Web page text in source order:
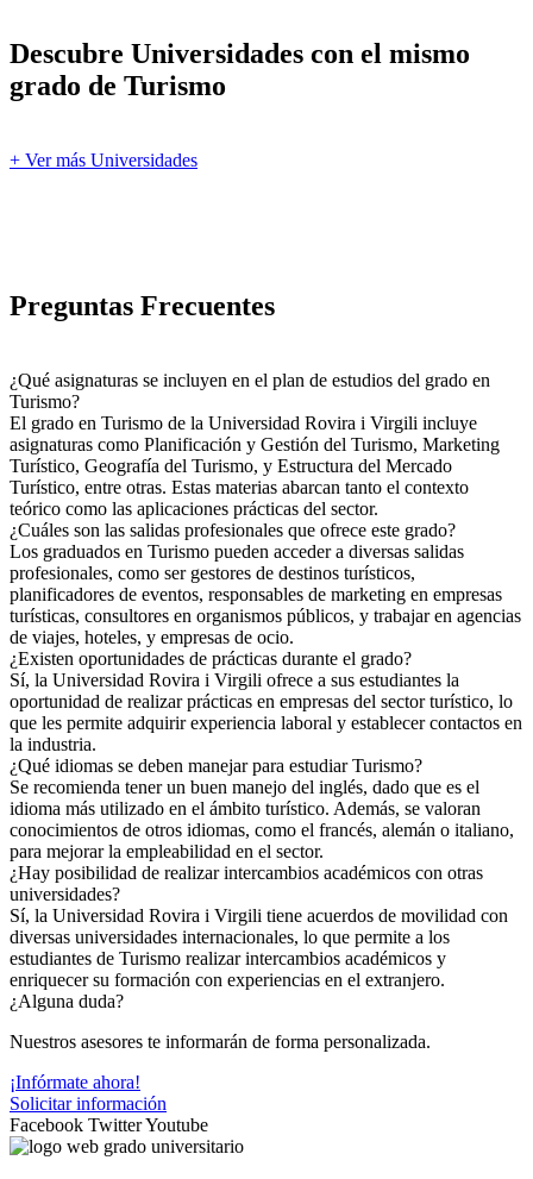
Descubre Universidades con el mismo
grado de Turismo
+ Ver más Universidades
Preguntas Frecuentes
¿Qué asignaturas se incluyen en el plan de estudios del grado en
Turismo?
El grado en Turismo de la Universidad Rovira i Virgili incluye
asignaturas como Planificación y Gestión del Turismo, Marketing
Turístico, Geografía del Turismo, y Estructura del Mercado
Turístico, entre otras. Estas materias abarcan tanto el contexto
teórico como las aplicaciones prácticas del sector.
¿Cuáles son las salidas profesionales que ofrece este grado?
Los graduados en Turismo pueden acceder a diversas salidas
profesionales, como ser gestores de destinos turísticos,
planificadores de eventos, responsables de marketing en empresas
turísticas, consultores en organismos públicos, y trabajar en agencias
de viajes, hoteles, y empresas de ocio.
¿Existen oportunidades de prácticas durante el grado?
Sí, la Universidad Rovira i Virgili ofrece a sus estudiantes la
oportunidad de realizar prácticas en empresas del sector turístico, lo
que les permite adquirir experiencia laboral y establecer contactos en
la industria.
¿Qué idiomas se deben manejar para estudiar Turismo?
Se recomienda tener un buen manejo del inglés, dado que es el
idioma más utilizado en el ámbito turístico. Además, se valoran
conocimientos de otros idiomas, como el francés, alemán o italiano,
para mejorar la empleabilidad en el sector.
¿Hay posibilidad de realizar intercambios académicos con otras
universidades?
Sí, la Universidad Rovira i Virgili tiene acuerdos de movilidad con
diversas universidades internacionales, lo que permite a los
estudiantes de Turismo realizar intercambios académicos y
enriquecer su formación con experiencias en el extranjero.
¿Alguna duda?
Nuestros asesores te informarán de forma personalizada.
¡Infórmate ahora!
Solicitar información
Facebook TwitterYoutube